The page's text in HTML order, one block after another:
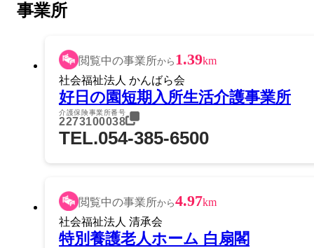
事業所
閲覧中の事業所から 1.39km
社会福祉法人 かんばら会
好日の園短期入所生活介護事業所
介護保険事業所番号
2273100038
TEL.054-385-6500
閲覧中の事業所から4.97km
社会福祉法人 清承会
特別養護老人ホーム 白扇閣